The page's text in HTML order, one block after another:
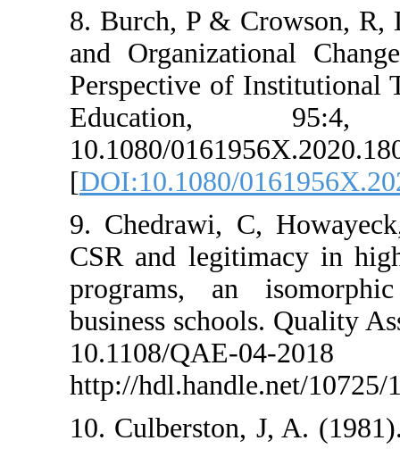
8. Burch, P &
and
Perspective of
10.1080/
[DOI:10.1080/
9. Chedrawi,
CSR and
programs, an
business
http://
10. Culberston,